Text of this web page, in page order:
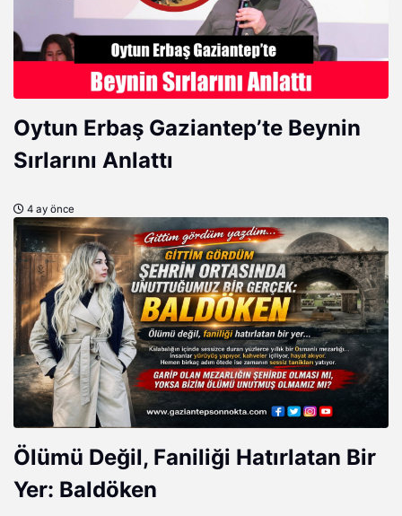
Oytun Erbaş Gaziantep’te Beynin
Sırlarını Anlattı
4 ay önce
Ölümü Değil, Faniliği Hatırlatan Bir
Yer: Baldöken